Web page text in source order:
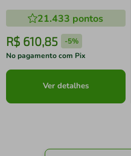
21.433 pontos
R$ 610,85 -5%
No pagamento com Pix
Ver detalhes